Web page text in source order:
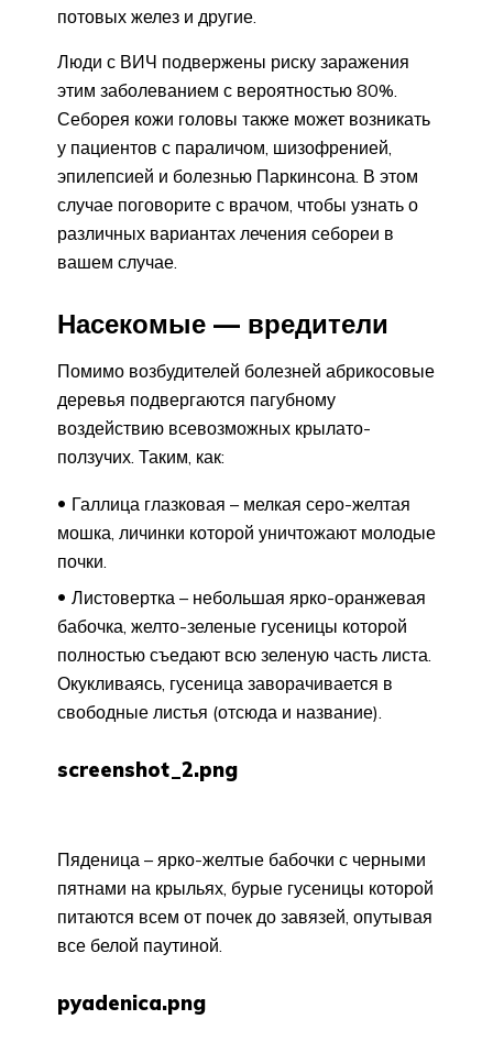
потовых желез и другие.
Люди с ВИЧ подвержены риску заражения
этим заболеванием с вероятностью 80%.
Себорея кожи головы также может возникать
у пациентов с параличом, шизофренией,
эпилепсией и болезнью Паркинсона. В этом
случае поговорите с врачом, чтобы узнать о
различных вариантах лечения себореи в
вашем случае.
Насекомые — вредители
Помимо возбудителей болезней абрикосовые
деревья подвергаются пагубному
воздействию всевозможных крылато-
ползучих. Таким, как:
Галлица глазковая – мелкая серо-желтая
мошка, личинки которой уничтожают молодые
почки.
Листовертка – небольшая ярко-оранжевая
бабочка, желто-зеленые гусеницы которой
полностью съедают всю зеленую часть листа.
Окукливаясь, гусеница заворачивается в
свободные листья (отсюда и название).
screenshot_2.png
Пяденица – ярко-желтые бабочки с черными
пятнами на крыльях, бурые гусеницы которой
питаются всем от почек до завязей, опутывая
все белой паутиной.
pyadenica.png